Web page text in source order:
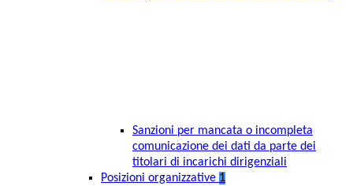
Sanzioni per mancata o incompleta
comunicazione dei dati da parte dei
titolari di incarichi dirigenziali
Posizioni organizzative 1